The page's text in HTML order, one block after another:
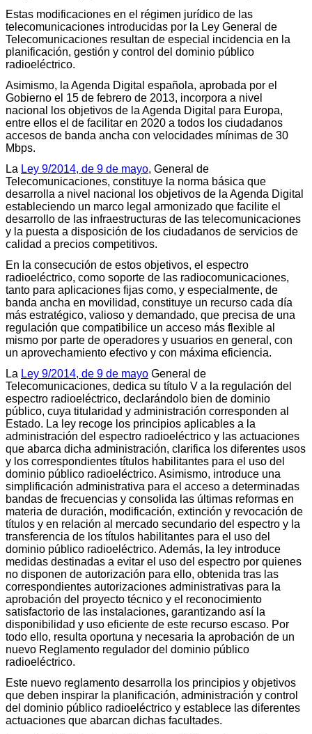
Estas modificaciones en el régimen jurídico de las
telecomunicaciones introducidas por la Ley General de
Telecomunicaciones resultan de especial incidencia en la
planificación, gestión y control del dominio público
radioeléctrico.
Asimismo, la Agenda Digital española, aprobada por el
Gobierno el 15 de febrero de 2013, incorpora a nivel
nacional los objetivos de la Agenda Digital para Europa,
entre ellos el de facilitar en 2020 a todos los ciudadanos
accesos de banda ancha con velocidades mínimas de 30
Mbps.
La Ley 9/2014, de 9 de mayo, General de
Telecomunicaciones, constituye la norma básica que
desarrolla a nivel nacional los objetivos de la Agenda Digital
estableciendo un marco legal armonizado que facilite el
desarrollo de las infraestructuras de las telecomunicaciones
y la puesta a disposición de los ciudadanos de servicios de
calidad a precios competitivos.
En la consecución de estos objetivos, el espectro
radioeléctrico, como soporte de las radiocomunicaciones,
tanto para aplicaciones fijas como, y especialmente, de
banda ancha en movilidad, constituye un recurso cada día
más estratégico, valioso y demandado, que precisa de una
regulación que compatibilice un acceso más flexible al
mismo por parte de operadores y usuarios en general, con
un aprovechamiento efectivo y con máxima eficiencia.
La Ley 9/2014, de 9 de mayo General de
Telecomunicaciones, dedica su título V a la regulación del
espectro radioeléctrico, declarándolo bien de dominio
público, cuya titularidad y administración corresponden al
Estado. La ley recoge los principios aplicables a la
administración del espectro radioeléctrico y las actuaciones
que abarca dicha administración, clarifica los diferentes usos
y los correspondientes títulos habilitantes para el uso del
dominio público radioeléctrico. Asimismo, introduce una
simplificación administrativa para el acceso a determinadas
bandas de frecuencias y consolida las últimas reformas en
materia de duración, modificación, extinción y revocación de
títulos y en relación al mercado secundario del espectro y la
transferencia de los títulos habilitantes para el uso del
dominio público radioeléctrico. Además, la ley introduce
medidas destinadas a evitar el uso del espectro por quienes
no disponen de autorización para ello, obtenida tras las
correspondientes autorizaciones administrativas para la
aprobación del proyecto técnico y el reconocimiento
satisfactorio de las instalaciones, garantizando así la
disponibilidad y uso eficiente de este recurso escaso. Por
todo ello, resulta oportuna y necesaria la aprobación de un
nuevo Reglamento regulador del dominio público
radioeléctrico.
Este nuevo reglamento desarrolla los principios y objetivos
que deben inspirar la planificación, administración y control
del dominio público radioeléctrico y establece las diferentes
actuaciones que abarcan dichas facultades.